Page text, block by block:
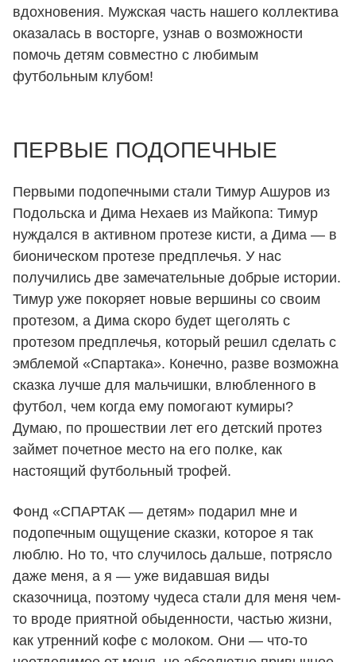
вдохновения. Мужская часть нашего коллектива
оказалась в восторге, узнав о возможности
помочь детям совместно с любимым
футбольным клубом!
ПЕРВЫЕ ПОДОПЕЧНЫЕ
Первыми подопечными стали Тимур Ашуров из
Подольска и Дима Нехаев из Майкопа: Тимур
нуждался в активном протезе кисти, а Дима — в
бионическом протезе предплечья. У нас
получились две замечательные добрые истории.
Тимур уже покоряет новые вершины со своим
протезом, а Дима скоро будет щеголять с
протезом предплечья, который решил сделать с
эмблемой «Спартака». Конечно, разве возможна
сказка лучше для мальчишки, влюбленного в
футбол, чем когда ему помогают кумиры?
Думаю, по прошествии лет его детский протез
займет почетное место на его полке, как
настоящий футбольный трофей.
Фонд «СПАРТАК — детям» подарил мне и
подопечным ощущение сказки, которое я так
люблю. Но то, что случилось дальше, потрясло
даже меня, а я — уже видавшая виды
сказочница, поэтому чудеса стали для меня чем-
то вроде приятной обыденности, частью жизни,
как утренний кофе с молоком. Они — что-то